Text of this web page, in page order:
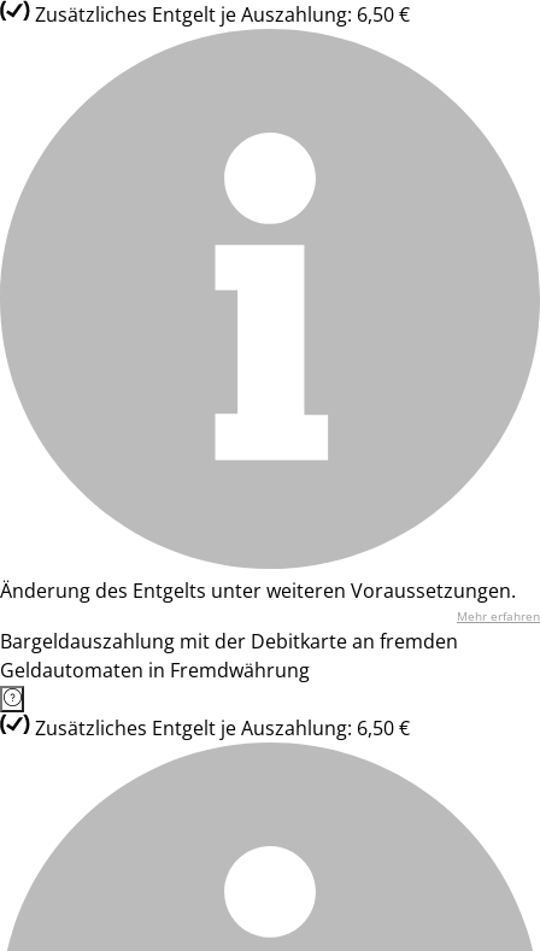
Zusätzliches Entgelt je Auszahlung: 6,50 €
Änderung des Entgelts unter weiteren Voraussetzungen.
Mehr erfahren
Bargeldauszahlung mit der Debitkarte an fremden
Geldautomaten in Fremdwährung
Zusätzliches Entgelt je Auszahlung: 6,50 €